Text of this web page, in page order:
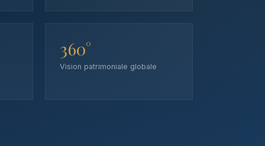
360°
Vision patrimoniale globale